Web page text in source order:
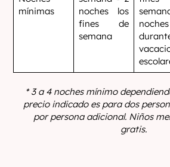
mínimas
noches los
fines de
semana
noches
* 3 a 4 noches mínimo
precio indicado es para dos
por persona adicional. Niños
gratis.